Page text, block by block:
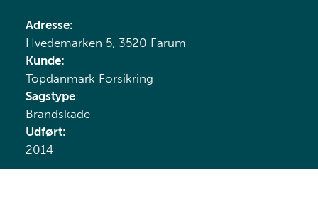
Adresse:
Hvedemarken 5, 3520 Farum
Kunde:
Topdanmark Forsikring
Sagstype:
Brandskade
Udført:
2014